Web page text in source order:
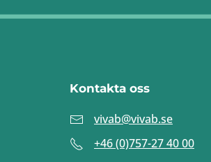
Kontakta oss
vivab@vivab.se
+46 (0)757-27 40 00